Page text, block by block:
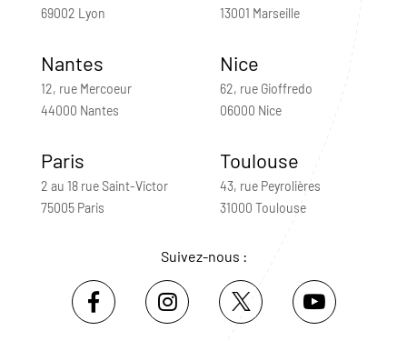
69002 Lyon
13001 Marseille
Nantes
12, rue Mercoeur
44000 Nantes
Nice
62, rue Gioffredo
06000 Nice
Paris
2 au 18 rue Saint-Victor
75005 Paris
Toulouse
43, rue Peyrolières
31000 Toulouse
Suivez-nous :